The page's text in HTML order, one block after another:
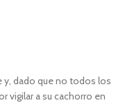
y, dado que no todos los
vigilar a su cachorro en